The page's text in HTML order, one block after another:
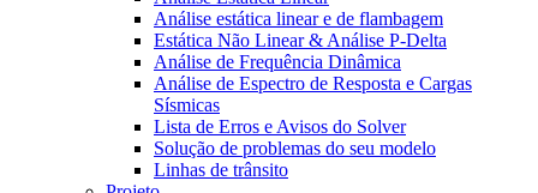
Análise estática linear e de flambagem
Estática Não Linear & Análise P-Delta
Análise de Frequência Dinâmica
Análise de Espectro de Resposta e Cargas
Sísmicas
Lista de Erros e Avisos do Solver
Solução de problemas do seu modelo
Linhas de trânsito